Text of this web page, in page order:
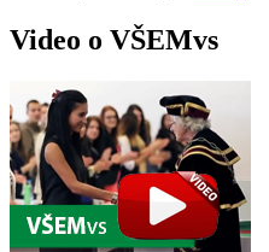
Video o VŠEMvs